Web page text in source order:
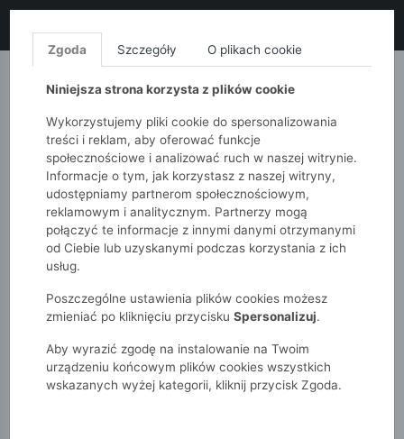
MONNARI QUIOSQUE
51015kids Niemowlak
Dziewczynki
Sukienki i spódniczki
SUKIENKI I SPÓDNICZKI
POKAŻ FILTRY
Zgoda Szczegóły O plikach cookie
Niniejsza strona korzysta z plików cookie
Wykorzystujemy pliki cookie do spersonalizowania
treści i reklam, aby oferować funkcje
społecznościowe i analizować ruch w naszej witrynie.
Informacje o tym, jak korzystasz z naszej witryny,
udostępniamy partnerom społecznościowym,
reklamowym i analitycznym. Partnerzy mogą
połączyć te informacje z innymi danymi otrzymanymi
od Ciebie lub uzyskanymi podczas korzystania z ich
usług.
Poszczególne ustawienia plików cookies możesz
zmieniać po kliknięciu przycisku Spersonalizuj.
Aby wyrazić zgodę na instalowanie na Twoim
urządzeniu końcowym plików cookies wszystkich
wskazanych wyżej kategorii, kliknij przycisk Zgoda.